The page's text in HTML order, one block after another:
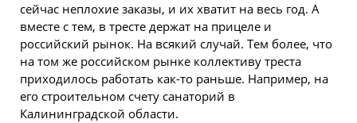
сейчас неплохие заказы, и их хватит на весь год. А
вместе с тем, в тресте держат на прицеле и
российский рынок. На всякий случай. Тем более, что
на том же российском рынке коллективу треста
приходилось работать как-то раньше. Например, на
его строительном счету санаторий в
Калининградской области.